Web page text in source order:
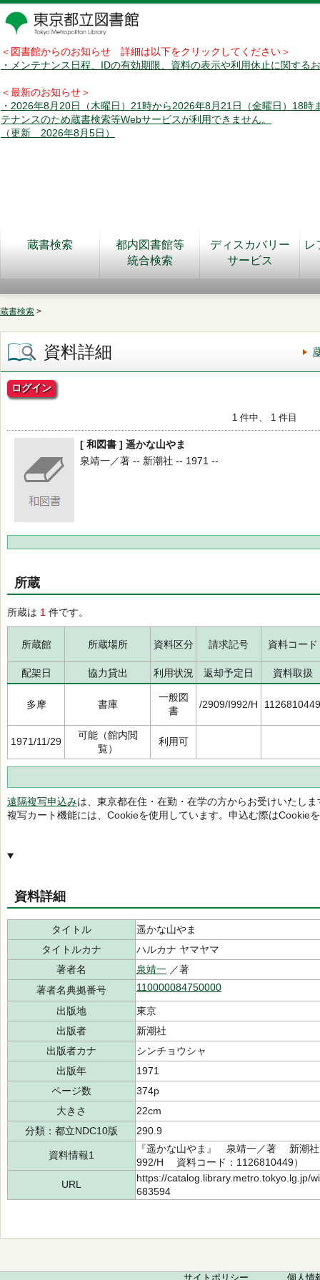
＜図書館からのお知らせ 詳細は以下をクリックしてください＞
・メンテナンス日程、IDの有効期限、資料の表示や利用休止に関する
＜最新のお知らせ＞
・2026年8月20日（木曜日）21時から2026年8月21日（金曜日）18時
テナンスのため蔵書検索等Webサービスが利用できません。
（更新 2026年8月5日）
蔵書検索
都内図書館等
統合検索
ディスカバリー
サービス
レ
蔵書検索 >
資料詳細
ログイン
1 件中、 1 件目
[ 和図書 ] 遥かな山やま
泉靖一／著 -- 新潮社 -- 1971 --
所蔵
所蔵は 1 件です。
所蔵館 所蔵場所 資料区分 請求記号 資料コード
配架日 協力貸出 利用状況 返却予定日 資料取扱
多摩 書庫
一般図
書
/2909/I992/H 1126810449
1971/11/29
可能（館内閲
覧）
利用可
遠隔複写申込みは、東京都在住・在勤・在学の方からお受けいたしま
複写カート機能には、Cookieを使用しています。申込む際はCookie
資料詳細
タイトル
遥かな山やま
タイトルカナ
ハルカナ ヤマヤマ
著者名
泉靖一 ／著
著者名典拠番号
110000084750000
出版地
東京
出版者
新潮社
出版者カナ
シンチョウシャ
出版年
1971
ページ数
374p
大きさ
22cm
分類：都立NDC10版
290.9
資料情報1
『遥かな山やま』 泉靖一／著 新潮
992/H 資料コード：1126810449）
URL
https://catalog.library.metro.tokyo.lg.jp/
683594
サイトポリシー 個人情